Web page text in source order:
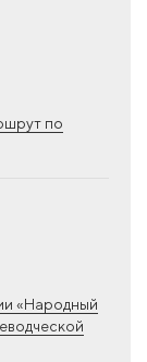
по
«Народный